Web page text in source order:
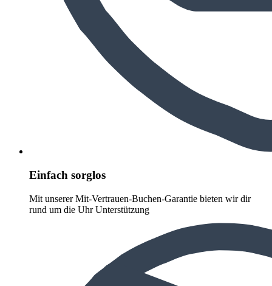
Einfach sorglos
Mit unserer Mit-Vertrauen-Buchen-Garantie bieten wir dir
rund um die Uhr Unterstützung